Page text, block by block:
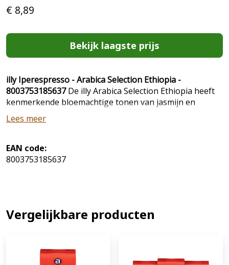
€ 8,89
Bekijk laagste prijs
illy Iperespresso - Arabica Selection Ethiopia -
8003753185637De illy Arabica Selection Ethiopia heeft
kenmerkende bloemachtige tonen van jasmijn en
delicate toetsen van citrusvruchten. Dankzij het
Iperespresso systeem heeft u altijd een perfect
van illy en verpakt per 18 capsules.
Lees meer
EAN code:
8003753185637
Vergelijkbare producten